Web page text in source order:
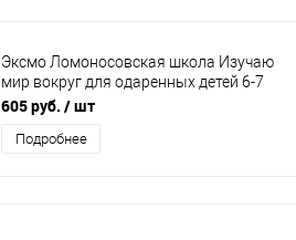
Эксмо Ломоносовская школа Изучаю
мир вокруг для одаренных детей 6-7
лет
605 руб. / шт
Подробнее